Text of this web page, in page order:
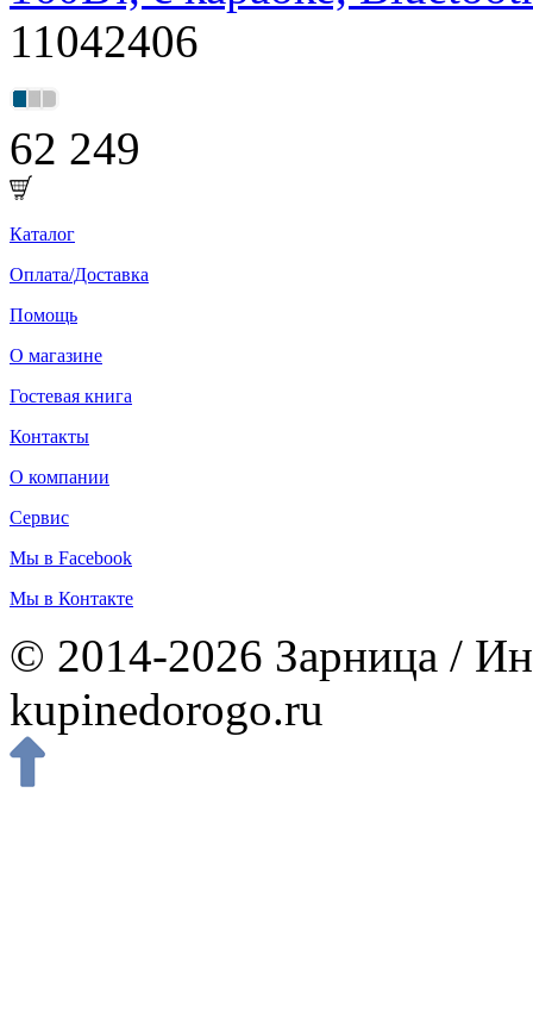
11042406
62 249
Каталог
Оплата/Доставка
Помощь
О магазине
Гостевая книга
Контакты
О компании
Сервис
Мы в Facebook
Мы в Контакте
© 2014-2026 Зарница /
kupinedorogo.ru